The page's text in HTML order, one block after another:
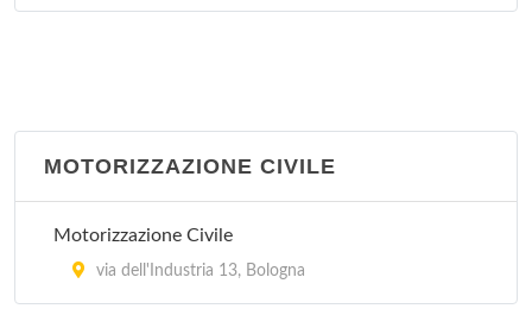
Vergato
via Papa Giovanni XXIII 12, Vergato
MOTORIZZAZIONE CIVILE
Motorizzazione Civile
via dell'Industria 13, Bologna